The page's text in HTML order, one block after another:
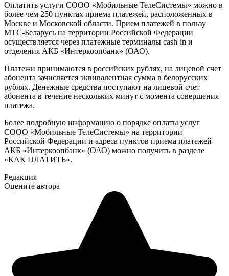
Оплатить услуги СООО «Мобильные ТелеСистемы» можно в
более чем 250 пунктах приема платежей, расположенных в
Москве и Московской области. Прием платежей в пользу
МТС-Беларусь на территории Российской Федерации
осуществляется через платежные терминалы cash-in и
отделения АКБ «Интеркоопбанк» (ОАО).
Платежи принимаются в российских рублях, на лицевой счет
абонента зачисляется эквивалентная сумма в белорусских
рублях. Денежные средства поступают на лицевой счет
абонента в течение нескольких минут с момента совершения
платежа.
Более подробную информацию о порядке оплаты услуг
СООО «Мобильные ТелеСистемы» на территории
Российской Федерации и адреса пунктов приема платежей
АКБ «Интеркоопбанк» (ОАО) можно получить в разделе
«КАК ПЛАТИТЬ».
Редакция
Оцените автора